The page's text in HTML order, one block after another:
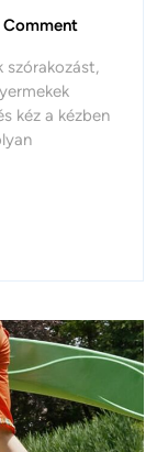
szórakozást,
kéz a kézben